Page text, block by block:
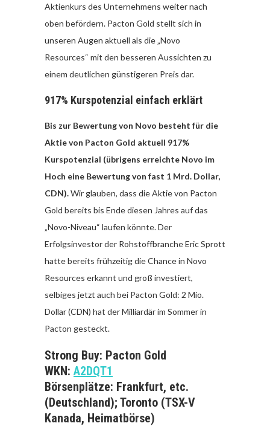
Aktienkurs des Unternehmens weiter nach
oben befördern. Pacton Gold stellt sich in
unseren Augen aktuell als die „Novo
Resources“ mit den besseren Aussichten zu
einem deutlichen günstigeren Preis dar.
917% Kurspotenzial einfach erklärt
Bis zur Bewertung von Novo besteht für die
Aktie von Pacton Gold aktuell 917%
Kurspotenzial (übrigens erreichte Novo im
Hoch eine Bewertung von fast 1 Mrd. Dollar,
CDN).Wir glauben, dass die Aktie von Pacton
Gold bereits bis Ende diesen Jahres auf das
„Novo-Niveau“ laufen könnte. Der
Erfolgsinvestor der Rohstoffbranche Eric Sprott
hatte bereits frühzeitig die Chance in Novo
Resources erkannt und groß investiert,
selbiges jetzt auch bei Pacton Gold: 2 Mio.
Dollar (CDN) hat der Milliardär im Sommer in
Pacton gesteckt.
Strong Buy: Pacton Gold
WKN: A2DQT1
Börsenplätze: Frankfurt, etc.
(Deutschland); Toronto (TSX-V
Kanada, Heimatbörse)